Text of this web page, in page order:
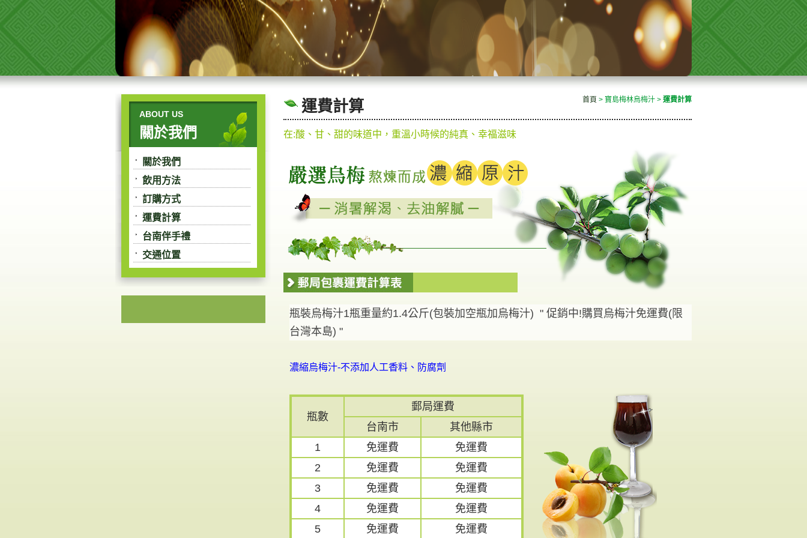
ABOUT US
關於我們
關於我們
飲用方法
訂購方式
運費計算
台南伴手禮
交通位置
首頁 > 寶島梅林烏梅汁 > 運費計算
運費計算
在:酸、甘、甜的味道中，重溫小時候的純真、幸福滋味
瓶裝烏梅汁1瓶重量約1.4公斤(包裝加空瓶加烏梅汁) " 促銷中!購買烏梅汁免運費(限
台灣本島) "
濃縮烏梅汁-不添加人工香料、防腐劑
瓶數
郵局運費
台南市
其他縣市
1
免運費
免運費
2
免運費
免運費
3
免運費
免運費
4
免運費
免運費
5
免運費 免運費